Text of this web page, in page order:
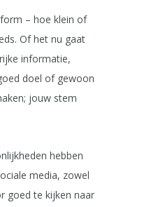
– hoe klein of
Of het nu gaat
informatie,
doel of gewoon
jouw stem
hebben
media, zowel
goed te kijken naar